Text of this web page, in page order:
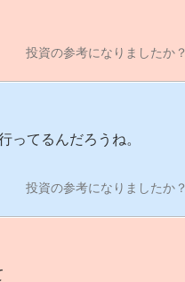
投資の参考になりましたか？
ってるんだろうね。
投資の参考になりましたか？